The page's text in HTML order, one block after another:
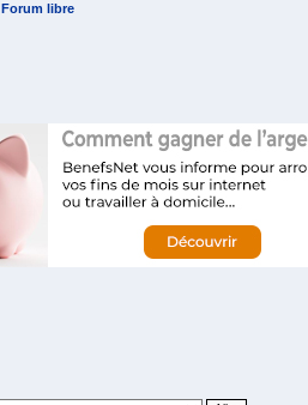
Forum libre